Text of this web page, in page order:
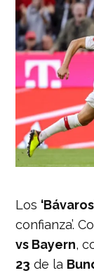
Los
confianza’.
vs Bayern,
23 de la